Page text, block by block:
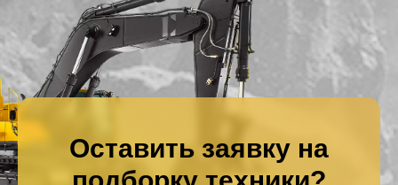
Оставить заявку на